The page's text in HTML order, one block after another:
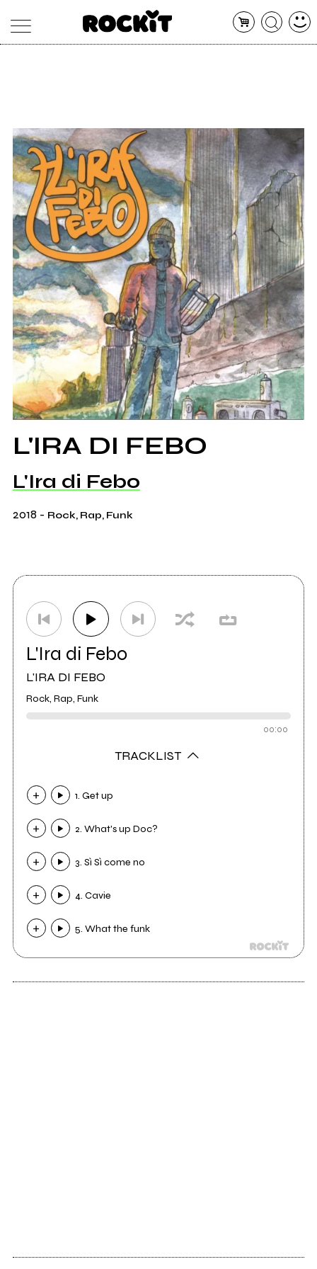
ARTISTI
CONCERTI
SHOP
RADIO
L'IRA DI FEBO
L'Ira di Febo
2018 - Rock, Rap, Funk
L'Ira di Febo
L'IRA DI FEBO
Rock, Rap, Funk
00:00
TRACKLIST
1. Get up
2. What's up Doc?
3. Sì Sì come no
4. Cavie
5. What the funk